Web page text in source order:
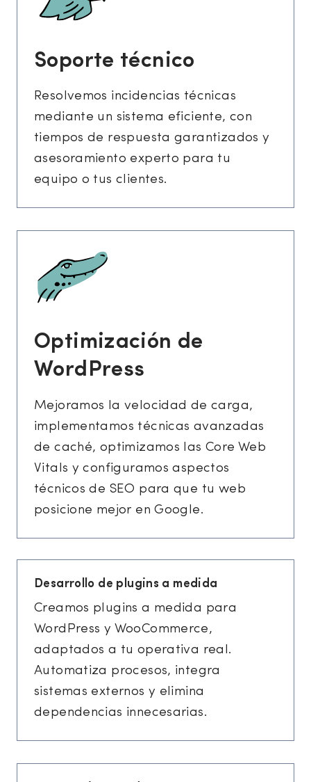
Soporte técnico
Resolvemos incidencias técnicas
mediante un sistema eficiente, con
tiempos de respuesta garantizados y
asesoramiento experto para tu
equipo o tus clientes.
Optimización de
WordPress
Mejoramos la velocidad de carga,
implementamos técnicas avanzadas
de caché, optimizamos las Core Web
Vitals y configuramos aspectos
técnicos de SEO para que tu web
posicione mejor en Google.
Desarrollo de plugins a medida
Creamos plugins a medida para
WordPress y WooCommerce,
adaptados a tu operativa real.
Automatiza procesos, integra
sistemas externos y elimina
dependencias innecesarias.